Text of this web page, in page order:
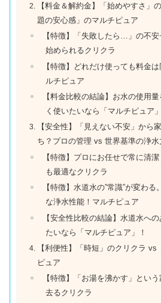
【料金＆解約金】「始めやすさ」
題の安心感」のマルチピュア
【特徴】「失敗したら…」の不
始められるクリクラ
【特徴】どれだけ使っても料金
ルチピュア
【料金比較の結論】お水の使用
く使いたいなら「マルチピュア」
【安全性】「見えない不安」から
ち？プロの管理 vs 世界基準の浄水
【特徴】プロにお任せで常に清
も最適なクリクラ
【特徴】水道水の”常識”が変わ
な浄水性能！マルチピュア
【安全性比較の結論】水道水へ
たいなら「マルチピュア」！
【利便性】「時短」のクリクラ
ピュア
【特徴】「お湯を沸かす」とい
去るクリクラ